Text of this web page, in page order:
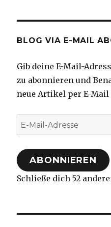
BLOG VIA E-MAIL
Gib deine E-Mail-
zu abonnieren und
neue Artikel per E-Mail
E-
Mail-
Adresse
ABONNIEREN
Schließe dich 52